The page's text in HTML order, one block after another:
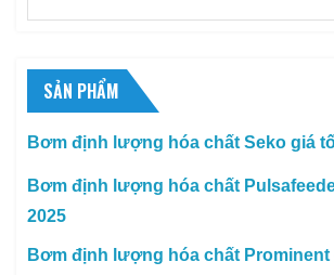
SẢN PHẨM
Bơm định lượng hóa chất Seko giá
Bơm định lượng hóa chất
2025
Bơm định lượng hóa chất Prominent